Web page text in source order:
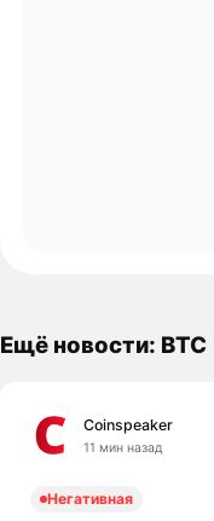
Ещё новости: BTC
Coinspeaker
11 мин назад
Негативная